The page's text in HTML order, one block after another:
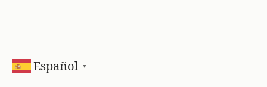
Español ▼